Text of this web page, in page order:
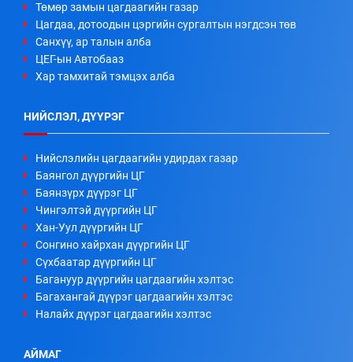
Төмөр замын цагдаагийн газар
Цагдаа, дотоодын цэргийн сургалтын нэгдсэн төв
Санхүү, ар талын алба
ЦЕГ-ын Автобааз
Хар тамхитай тэмцэх алба
НИЙСЛЭЛ, ДҮҮРЭГ
Нийслэлийн цагдаагийн удирдах газар
Баянгол дүүргийн ЦГ
Баянзүрх дүүрэг ЦГ
Чингэлтэй дүүргийн ЦГ
Хан-Уул дүүргийн ЦГ
Сонгино хайрхан дүүргийн ЦГ
Сүхбаатар дүүргийн ЦГ
Багануур дүүргийн цагдаагийн хэлтэс
Багахангай дүүрэг цагдаагийн хэлтэс
Налайх дүүрэг цагдаагийн хэлтэс
АЙМАГ